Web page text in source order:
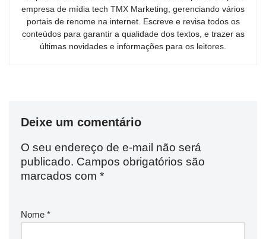
empresa de mídia tech TMX Marketing, gerenciando vários
portais de renome na internet. Escreve e revisa todos os
conteúdos para garantir a qualidade dos textos, e trazer as
últimas novidades e informações para os leitores.
Deixe um comentário
O seu endereço de e-mail não será
publicado. Campos obrigatórios são
marcados com *
Nome *